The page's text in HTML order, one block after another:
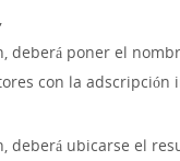
deberá poner el
con la adscripción
deberá ubicarse el